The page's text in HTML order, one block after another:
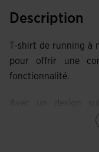
Description
T-shirt de running à
pour offrir une
fonctionnalité.
vêtement se